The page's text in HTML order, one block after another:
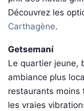
Découvrez les
Carthagène.
Getsemaní
Le quartier jeune,
ambiance plus
restaurants moins
les vraies